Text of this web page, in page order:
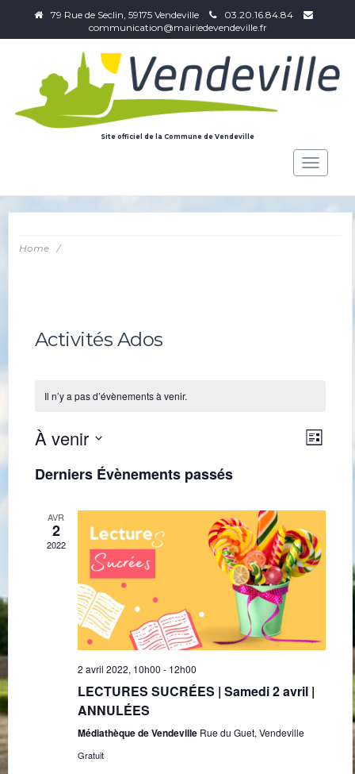
79 Rue de Seclin, 59175 Vendeville
03.20.16.84.84
communication@mairiedevendeville.fr
Site officiel de la Commune de Vendeville
Toggle
Home /
Activités Ados
Il n’y a pas d’évènements à venir.
vues
Liste
À venir
une
date.
Derniers Évènements passés
AVR
2
2022
2 avril 2022, 10h00 - 12h00
LECTURES SUCRÉES | Samedi 2 avril |
ANNULÉES
Médiathèque de Vendeville Rue du Guet, Vendeville
Gratuit